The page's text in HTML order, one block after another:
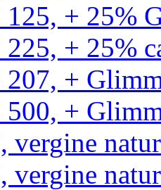
125, + 25%
+ 25%
207, +
500, +
vergine
vergine